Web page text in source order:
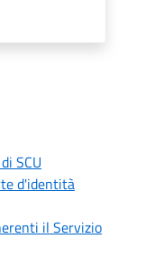
SCU
d'identità
il Servizio